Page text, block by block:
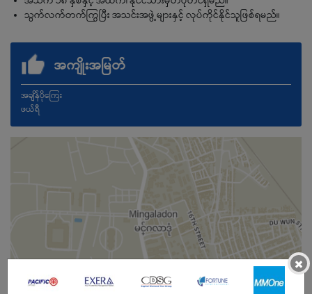
သွက်လက်တက်ကြွပြီး အသင်းအဖွဲ့များနှင့် လုပ်ကိုင်နိုင်သူဖြစ်ရမည်။
အကျိုးအမြတ်
အချိန်ပိုကြေး
ဖယ်ရီ
×